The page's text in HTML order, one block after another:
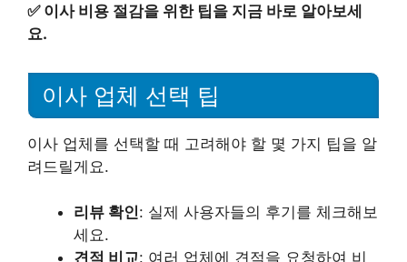
✅ 이사 비용 절감을 위한 팁을 지금 바로 알아보세
요.
이사 업체 선택 팁
이사 업체를 선택할 때 고려해야 할 몇 가지 팁을 알
려드릴게요.
리뷰 확인: 실제 사용자들의 후기를 체크해보
세요.
견적 비교: 여러 업체에 견적을 요청하여 비